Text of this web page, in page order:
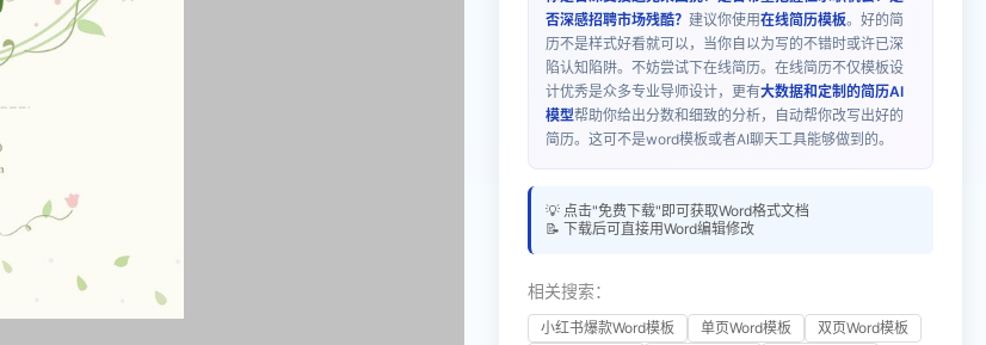
否深感招聘市场残酷？ 建议你使用在线简历模板。好的简
历不是样式好看就可以，当你自以为写的不错时或许已深
陷认知陷阱。不妨尝试下在线简历。在线简历不仅模板设
计优秀是众多专业导师设计，更有大数据和定制的简历AI
模型帮助你给出分数和细致的分析，自动帮你改写出好的
简历。这可不是word模板或者AI聊天工具能够做到的。
💡 点击"免费下载"即可获取Word格式文档
📝 下载后可直接用Word编辑修改
相关搜索：
小红书爆款Word模板 单页Word模板
双页Word模板